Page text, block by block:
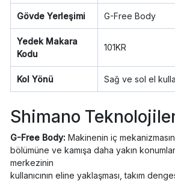
Gövde Yerleşimi G-Free Body
Yedek Makara
Kodu
101KR
Kol Yönü Sağ ve sol el
Shimano
G-Free Body: Makinenin iç
bölümüne ve kamışa daha yakın
merkezinin
kullanıcının eline yaklaşması, takım